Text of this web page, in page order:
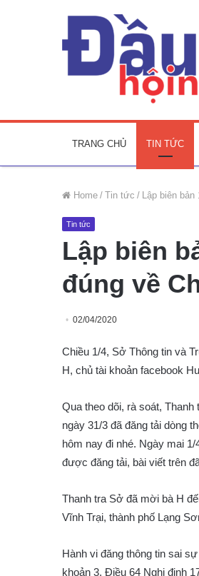
TRANG CHỦ TIN TỨC
Home / Tin tức / Lập biên
Tin tức
Lập biên
đúng về
02/04/2020
Chiều 1/4, Sở Thông tin và
H, chủ tài khoản facebook
Qua theo dõi, rà soát,
ngày 31/3 đã đăng tải dòng
hôm nay đi nhé. Ngày mai
được đăng tải, bài viết trên
Thanh tra Sở đã mời bà H
Vĩnh Trại, thành phố Lạng
Hành vi đăng thông tin sai
khoản 3, Điều 64 Nghị đinh